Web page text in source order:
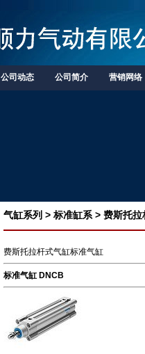
公司动态 公司简介 营销网络
气缸系列 > 标准缸系 > 费斯托
费斯托拉杆式气缸标准气缸
标准气缸 DNCB